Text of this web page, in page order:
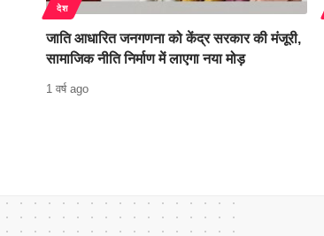
देश
जाति आधारित जनगणना को केंद्र सरकार की मंजूरी,
सामाजिक नीति निर्माण में लाएगा नया मोड़
1 वर्ष ago